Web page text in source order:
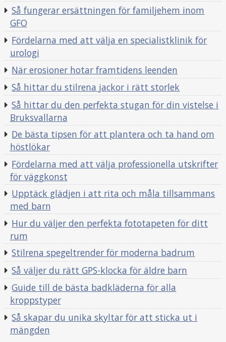
Så fungerar ersättningen för familjehem inom
GFO
Fördelarna med att välja en specialistklinik för
urologi
När erosioner hotar framtidens leenden
Så hittar du stilrena jackor i rätt storlek
Så hittar du den perfekta stugan för din vistelse i
Bruksvallarna
De bästa tipsen för att plantera och ta hand om
höstlökar
Fördelarna med att välja professionella utskrifter
för väggkonst
Upptäck glädjen i att rita och måla tillsammans
med barn
Hur du väljer den perfekta fototapeten för ditt
rum
Stilrena spegeltrender för moderna badrum
Så väljer du rätt GPS-klocka för äldre barn
Guide till de bästa badkläderna för alla
kroppstyper
Så skapar du unika skyltar för att sticka ut i
mängden